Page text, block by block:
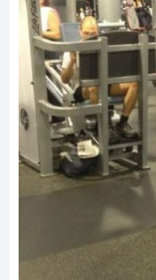
9. Niektórzy
ćwiczeń. Inni po